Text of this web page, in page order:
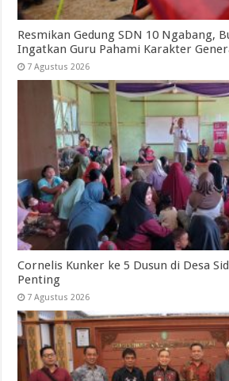
Resmikan Gedung SDN 10 Ngabang,
Ingatkan Guru Pahami Karakter
7 Agustus 2026
Cornelis Kunker ke 5 Dusun di Desa
Penting
7 Agustus 2026